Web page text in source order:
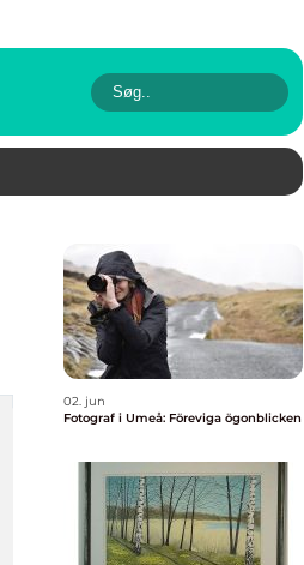
02. jun
Fotograf i Umeå: Föreviga ögonblicken